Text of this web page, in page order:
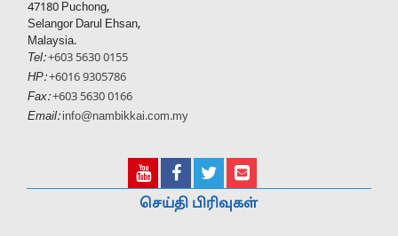
47180 Puchong,
Selangor Darul Ehsan,
Malaysia.
Tel:+603 5630 0155
HP:+6016 9305786
Fax: +603 5630 0166
Email: info@nambikkai.com.my
செய்தி பிரிவுகள்